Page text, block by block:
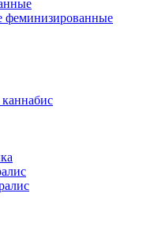
феминизированные